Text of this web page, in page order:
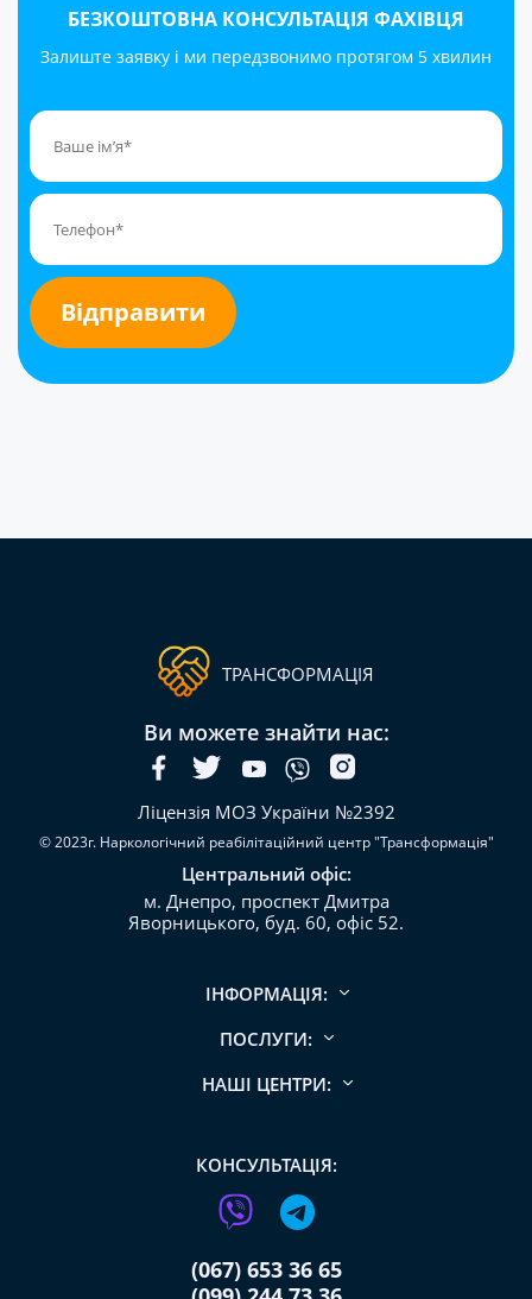
БЕЗКОШТОВНА КОНСУЛЬТАЦІЯ ФАХІВЦЯ
Залиште заявку і ми передзвонимо протягом 5 хвилин
ТРАНСФОРМАЦІЯ
Ви можете знайти нас:
Ліцензія МОЗ України №2392
© 2023г. Наркологічний реабілітаційний центр "Трансформація"
Центральний офіс:
м. Днепро, проспект Дмитра
Яворницького, буд. 60, офіс 52.
ІНФОРМАЦІЯ:
ПОСЛУГИ:
НАШІ ЦЕНТРИ:
КОНСУЛЬТАЦІЯ:
(067) 653 36 65